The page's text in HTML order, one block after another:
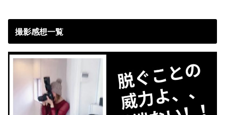
撮影感想一覧